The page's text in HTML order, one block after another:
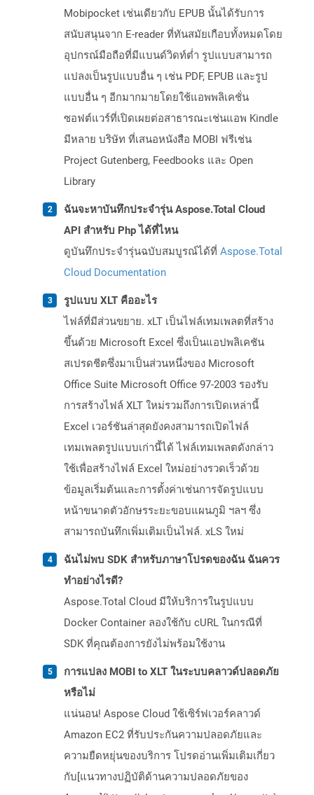
Mobipocket เช่นเดียวกับ EPUB นั้นได้รับการ
สนับสนุนจาก E-reader ที่ทันสมัยเกือบทั้งหมดโดย
อุปกรณ์มือถือที่มีแบนด์วิดท์ต่ำ รูปแบบสามารถ
แปลงเป็นรูปแบบอื่น ๆ เช่น PDF, EPUB และรูป
แบบอื่น ๆ อีกมากมายโดยใช้แอพพลิเคชั่น
ซอฟต์แวร์ที่เปิดเผยต่อสาธารณะเช่นแอพ Kindle
มีหลาย บริษัท ที่เสนอหนังสือ MOBI ฟรีเช่น
Project Gutenberg, Feedbooks และ Open
Library
ฉันจะหาบันทึกประจำรุ่น Aspose.Total Cloud
API สำหรับ Php ได้ที่ไหน
ดูบันทึกประจำรุ่นฉบับสมบูรณ์ได้ที่ Aspose.Total
Cloud Documentation
รูปแบบ XLT คืออะไร
ไฟล์ที่มีส่วนขยาย. xLT เป็นไฟล์เทมเพลตที่สร้าง
ขึ้นด้วย Microsoft Excel ซึ่งเป็นแอปพลิเคชัน
สเปรดชีตซึ่งมาเป็นส่วนหนึ่งของ Microsoft
Office Suite Microsoft Office 97-2003 รองรับ
การสร้างไฟล์ XLT ใหม่รวมถึงการเปิดเหล่านี้
Excel เวอร์ชันล่าสุดยังคงสามารถเปิดไฟล์
เทมเพลตรูปแบบเก่านี้ได้ ไฟล์เทมเพลตดังกล่าว
ใช้เพื่อสร้างไฟล์ Excel ใหม่อย่างรวดเร็วด้วย
ข้อมูลเริ่มต้นและการตั้งค่าเช่นการจัดรูปแบบ
หน้าขนาดตัวอักษรระยะขอบแผนภูมิ ฯลฯ ซึ่ง
สามารถบันทึกเพิ่มเติมเป็นไฟล์. xLS ใหม่
ฉันไม่พบ SDK สำหรับภาษาโปรดของฉัน ฉันควร
ทำอย่างไรดี?
Aspose.Total Cloud มีให้บริการในรูปแบบ
Docker Container ลองใช้กับ cURL ในกรณีที่
SDK ที่คุณต้องการยังไม่พร้อมใช้งาน
การแปลง MOBI to XLT ในระบบคลาวด์ปลอดภัย
หรือไม่
แน่นอน! Aspose Cloud ใช้เซิร์ฟเวอร์คลาวด์
Amazon EC2 ที่รับประกันความปลอดภัยและ
ความยืดหยุ่นของบริการ โปรดอ่านเพิ่มเติมเกี่ยว
กับ[แนวทางปฏิบัติด้านความปลอดภัยของ